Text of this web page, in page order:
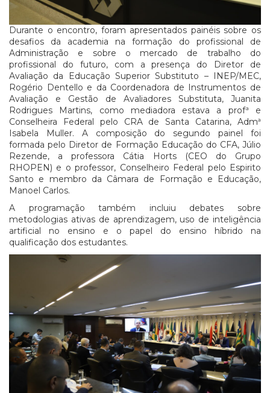
Durante o encontro, foram apresentados painéis sobre os
desafios da academia na formação do profissional de
Administração e sobre o mercado de trabalho do
profissional do futuro, com a presença do Diretor de
Avaliação da Educação Superior Substituto – INEP/MEC,
Rogério Dentello e da Coordenadora de Instrumentos de
Avaliação e Gestão de Avaliadores Substituta, Juanita
Rodrigues Martins, como mediadora estava a profª e
Conselheira Federal pelo CRA de Santa Catarina, Admª
Isabela Muller. A composição do segundo painel foi
formada pelo Diretor de Formação Educação do CFA, Júlio
Rezende, a professora Cátia Horts (CEO do Grupo
RHOPEN) e o professor, Conselheiro Federal pelo Espirito
Santo e membro da Câmara de Formação e Educação,
Manoel Carlos.
A programação também incluiu debates sobre
metodologias ativas de aprendizagem, uso de inteligência
artificial no ensino e o papel do ensino híbrido na
qualificação dos estudantes.